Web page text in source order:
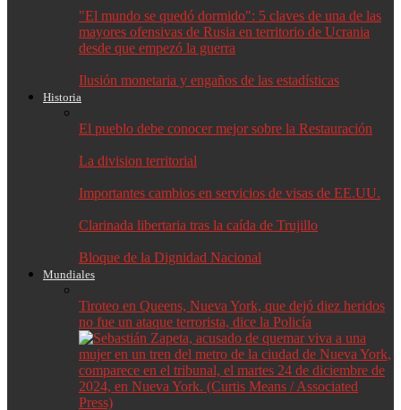
"El mundo se quedó dormido": 5 claves de una de las
mayores ofensivas de Rusia en territorio de Ucrania
desde que empezó la guerra
Ilusión monetaria y engaños de las estadísticas
Historia
El pueblo debe conocer mejor sobre la Restauración
La division territorial
Importantes cambios en servicios de visas de EE.UU.
Clarinada libertaria tras la caída de Trujillo
Bloque de la Dignidad Nacional
Mundiales
Tiroteo en Queens, Nueva York, que dejó diez heridos
no fue un ataque terrorista, dice la Policía